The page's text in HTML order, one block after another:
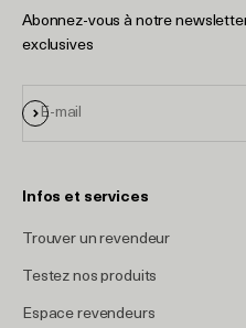
Abonnez-vous à notre
exclusives
E-mail
S'inscrire
Infos et services
Trouver un revendeur
Testez nos produits
Espace revendeurs